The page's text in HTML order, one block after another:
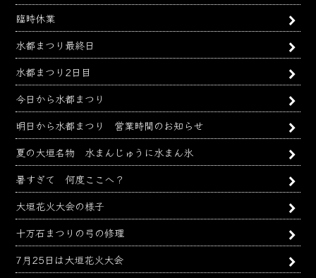
臨時休業
水都まつり最終日
水都まつり2日目
今日から水都まつり
明日から水都まつり 営業時間のお知らせ
夏の大垣名物 水まんじゅうに水まん氷
暑すぎて 何度ここへ？
大垣花火大会の様子
十万石まつりの弓の修理
7月25日は大垣花火大会